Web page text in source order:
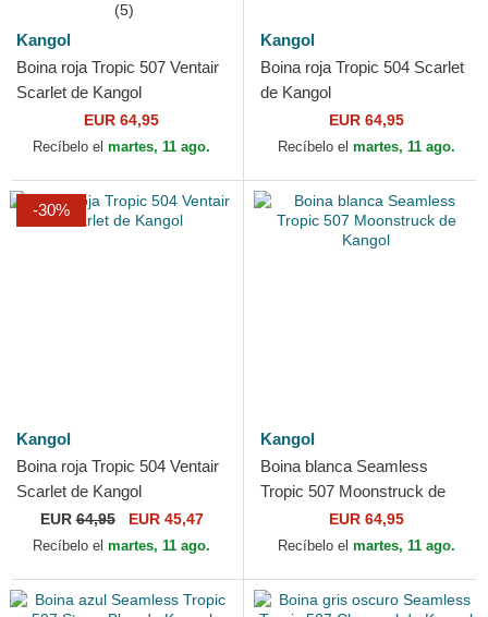
(5)
Kangol
Boina roja Tropic 507 Ventair
Scarlet de Kangol
EUR 64,95
Recíbelo el martes, 11 ago.
Kangol
Boina roja Tropic 504 Scarlet
de Kangol
EUR 64,95
Recíbelo el martes, 11 ago.
-30%
Kangol
Boina roja Tropic 504 Ventair
Scarlet de Kangol
EUR64,95 EUR 45,47
Recíbelo el martes, 11 ago.
Kangol
Boina blanca Seamless
Tropic 507 Moonstruck de
EUR 64,95
Recíbelo el martes, 11 ago.